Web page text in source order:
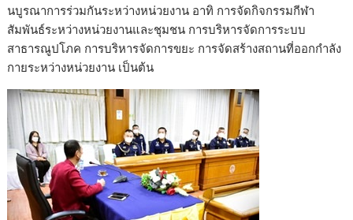
นบูรณาการร่วมกันระหว่างหน่วยงาน อาทิ การจัดกิจกรรมกีฬา
สัมพันธ์ระหว่างหน่วยงานและชุมชน การบริหารจัดการระบบ
สาธารณูปโภค การบริหารจัดการขยะ การจัดสร้างสถานที่ออกกำลัง
กายระหว่างหน่วยงาน เป็นต้น